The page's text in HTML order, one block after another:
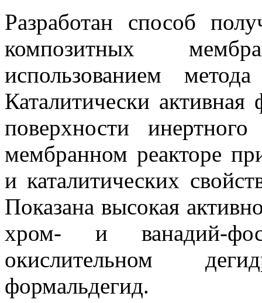
Разработан способ
композитных
использованием
Каталитически
поверхности
мембранном реакторе
и каталитических
Показана высокая
хром- и ванадий-
окислительном
формальдегид.